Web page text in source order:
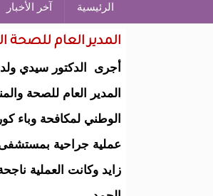
الرئيسية آخر الأخبار
المدير العام
أجرى الدكتور سيدي
المدير العام للصحة
الوطني لمكافحة وباء
عملية جراحية
زايد وكانت العملية